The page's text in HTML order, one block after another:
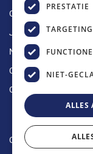
Over ons
Jobs
Nieuws
Contact
Offerte aanvragen
Copyright © 2024
PRESTATIE
TARGETING
NIET-
ALLES